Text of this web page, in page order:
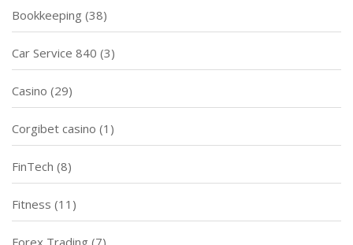
Bookkeeping (38)
Car Service 840 (3)
Casino (29)
Corgibet casino (1)
FinTech (8)
Fitness (11)